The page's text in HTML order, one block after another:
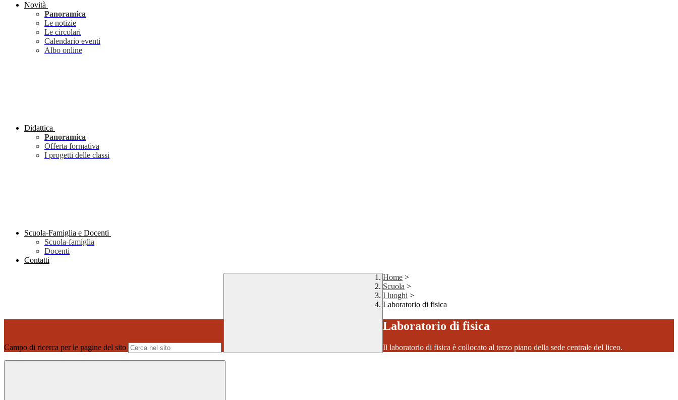
Novità
Panoramica
Le notizie
Le circolari
Calendario eventi
Albo online
Didattica
Panoramica
Offerta formativa
I progetti delle classi
Scuola-Famiglia e Docenti
Scuola-famiglia
Docenti
Contatti
Campo di ricerca per le pagine del sito
Home >
Scuola >
I luoghi >
Laboratorio di fisica
Laboratorio di fisica
Il laboratorio di fisica è collocato al terzo piano della sede centrale del liceo.